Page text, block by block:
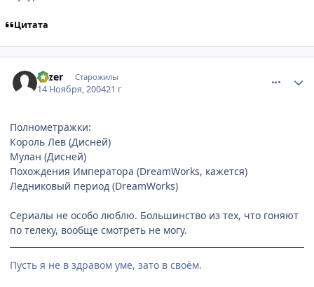
Цитата
Fazer Старожилы
14 Ноября, 200421 г
Полнометражки:
Король Лев (Дисней)
Мулан (Дисней)
Похождения Императора (DreamWorks, кажется)
Ледниковый период (DreamWorks)
Сериалы не особо люблю. Большинство из тех, что гоняют
по телеку, вообще смотреть не могу.
Пусть я не в здравом уме, зато в своём.